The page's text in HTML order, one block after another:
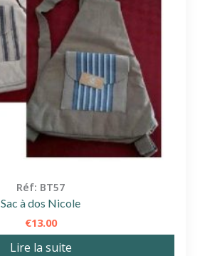
Réf: BT57
Sac à dos Nicole
€13.00
Lire la suite